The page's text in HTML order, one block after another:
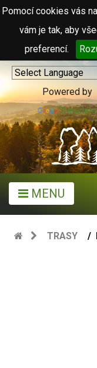
Pomocí cookies vás
vám je tak, aby
preferencí.
Powered by
Translate
MENU
TRASY